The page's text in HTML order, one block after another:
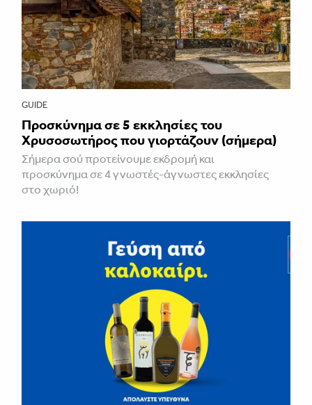
GUIDE
Προσκύνημα σε 5 εκκλησίες του
Χρυσοσωτήρος που γιορτάζουν (σήμερα)
Σήμερα σού προτείνουμε εκδρομή και
προσκύνημα σε 4 γνωστές-άγνωστες εκκλησίες
στο χωριό!